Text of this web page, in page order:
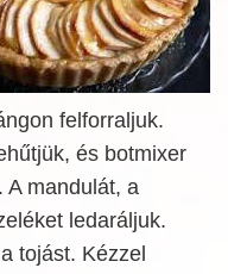
felforraljuk.
és botmixer
A mandulát, a
ledaráljuk.
tojást. Kézzel